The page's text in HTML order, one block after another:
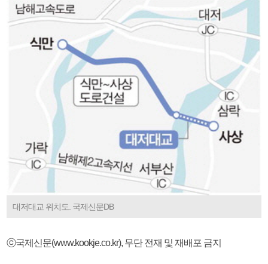
대저대교 위치도. 국제신문DB
ⓒ국제신문(www.kookje.co.kr), 무단 전재 및 재배포 금지